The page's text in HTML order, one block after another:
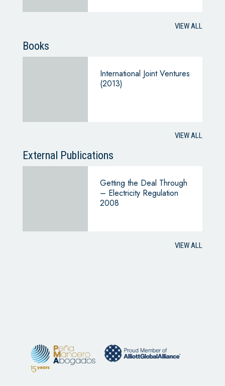
VIEW ALL
Books
International Joint Ventures
(2013)
VIEW ALL
External Publications
Getting the Deal Through
– Electricity Regulation
2008
VIEW ALL